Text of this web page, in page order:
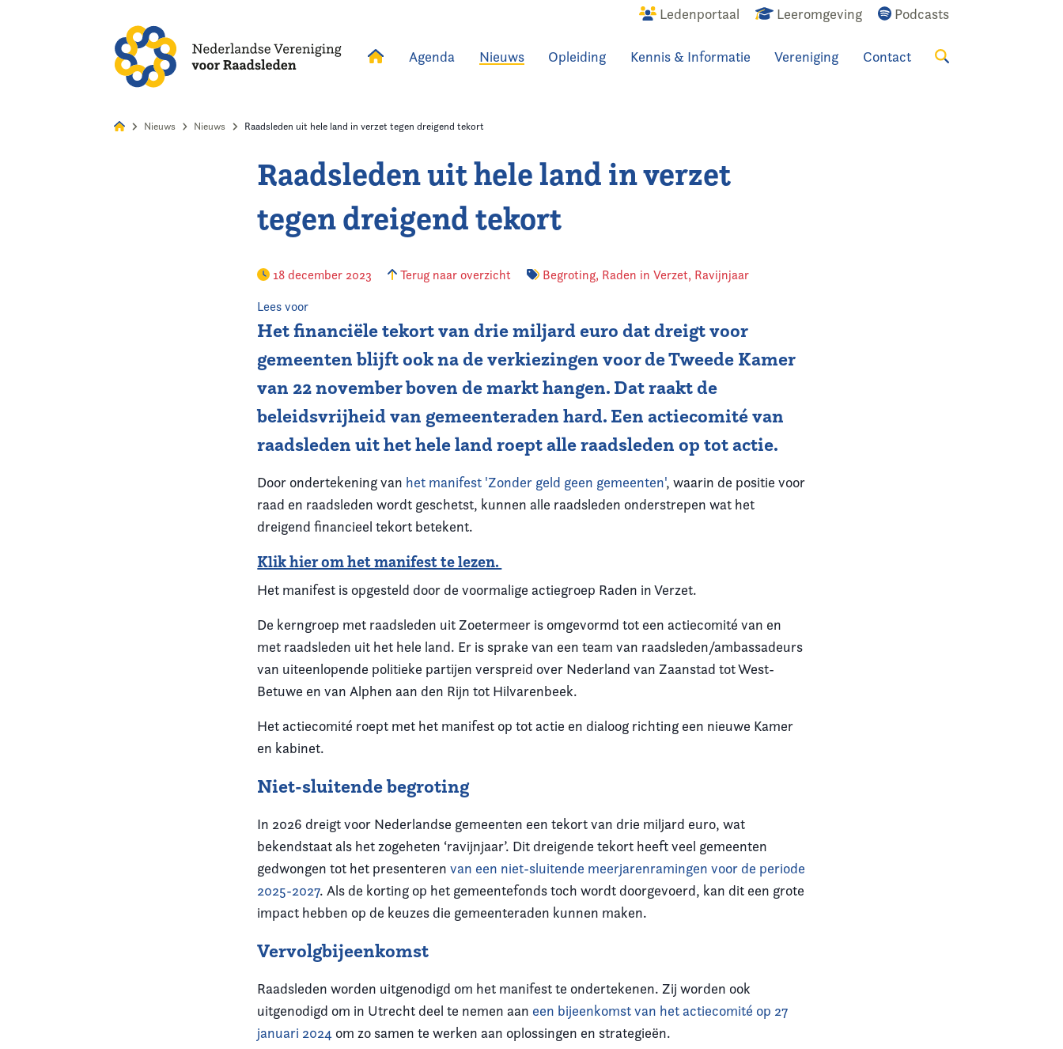
Ledenportaal Leeromgeving Podcasts
Agenda Nieuws Opleiding Kennis & Informatie Vereniging Contact
Nieuws Nieuws Raadsleden uit hele land in verzet tegen dreigend tekort
Raadsleden uit hele land in verzet
tegen dreigend tekort
18 december 2023 Terug naar overzicht Begroting, Raden in Verzet, Ravijnjaar
Lees voor
Het financiële tekort van drie miljard euro dat dreigt voor
gemeenten blijft ook na de verkiezingen voor de Tweede Kamer
van 22 november boven de markt hangen. Dat raakt de
beleidsvrijheid van gemeenteraden hard. Een actiecomité van
raadsleden uit het hele land roept alle raadsleden op tot actie.
Door ondertekening van het manifest 'Zonder geld geen gemeenten', waarin de positie voor
raad en raadsleden wordt geschetst, kunnen alle raadsleden onderstrepen wat het
dreigend financieel tekort betekent.
Klik hier om het manifest te lezen.
Het manifest is opgesteld door de voormalige actiegroep Raden in Verzet.
De kerngroep met raadsleden uit Zoetermeer is omgevormd tot een actiecomité van en
met raadsleden uit het hele land. Er is sprake van een team van raadsleden/ambassadeurs
van uiteenlopende politieke partijen verspreid over Nederland van Zaanstad tot West-
Betuwe en van Alphen aan den Rijn tot Hilvarenbeek.
Het actiecomité roept met het manifest op tot actie en dialoog richting een nieuwe Kamer
en kabinet.
Niet-sluitende begroting
In 2026 dreigt voor Nederlandse gemeenten een tekort van drie miljard euro, wat
bekendstaat als het zogeheten ‘ravijnjaar’. Dit dreigende tekort heeft veel gemeenten
gedwongen tot het presenterenvan een niet-sluitende meerjarenramingen voor de periode
2025-2027. Als de korting op het gemeentefonds toch wordt doorgevoerd, kan dit een grote
impact hebben op de keuzes die gemeenteraden kunnen maken.
Vervolgbijeenkomst
Raadsleden worden uitgenodigd om het manifest te ondertekenen. Zij worden ook
uitgenodigd om in Utrecht deel te nemen aan een bijeenkomst van het actiecomité op 27
januari 2024 om zo samen te werken aan oplossingen en strategieën.